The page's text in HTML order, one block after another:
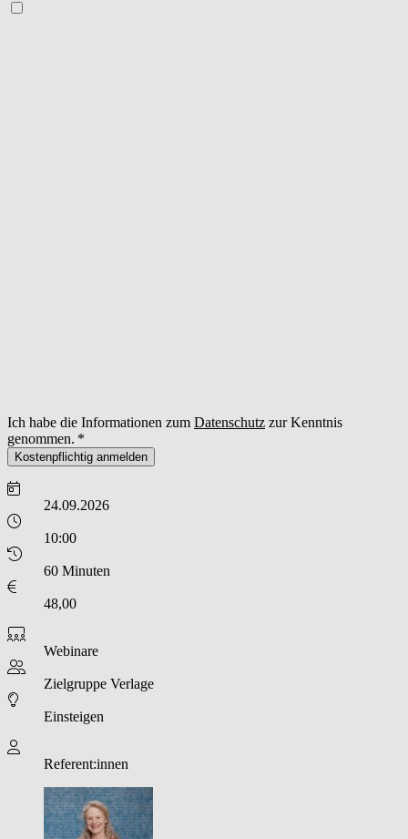
Ich habe die Informationen zum Datenschutz zur Kenntnis
genommen.
Kostenpflichtig anmelden
24.09.2026
10:00
60 Minuten
48,00
Webinare
Zielgruppe Verlage
Einsteigen
Referent:innen